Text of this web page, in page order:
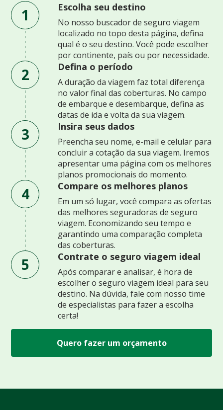
1 Escolha seu destino
No nosso buscador de seguro viagem
localizado no topo desta página, defina
qual é o seu destino. Você pode escolher
por continente, país ou por necessidade.
2 Defina o período
A duração da viagem faz total diferença
no valor final das coberturas. No campo
de embarque e desembarque, defina as
datas de ida e volta da sua viagem.
3 Insira seus dados
Preencha seu nome, e-mail e celular para
concluir a cotação da sua viagem. Iremos
apresentar uma página com os melhores
planos promocionais do momento.
4 Compare os melhores planos
Em um só lugar, você compara as ofertas
das melhores seguradoras de seguro
viagem. Economizando seu tempo e
garantindo uma comparação completa
das coberturas.
5 Contrate o seguro viagem ideal
Após comparar e analisar, é hora de
escolher o seguro viagem ideal para seu
destino. Na dúvida, fale com nosso time
de especialistas para fazer a escolha
certa!
Quero fazer um orçamento